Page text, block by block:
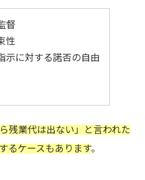
督
性
示に対する諾否の自由
残業代は出ない」と言われた
るケースもあります。